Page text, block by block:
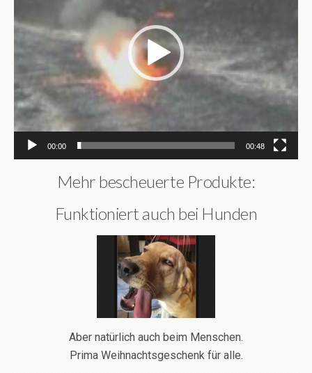
00:00 00:48
Mehr bescheuerte Produkte:
Funktioniert auch bei Hunden
Aber natürlich auch beim Menschen.
Prima Weihnachtsgeschenk für alle.